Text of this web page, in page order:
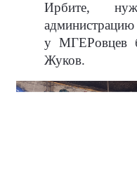
Ирбите,
администрацию
у МГЕРовцев
Жуков.